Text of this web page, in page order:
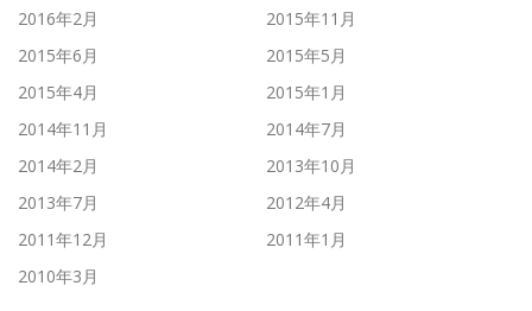
2016年2月
2015年11月
2015年6月
2015年5月
2015年4月
2015年1月
2014年11月
2014年7月
2014年2月
2013年10月
2013年7月
2012年4月
2011年12月
2011年1月
2010年3月